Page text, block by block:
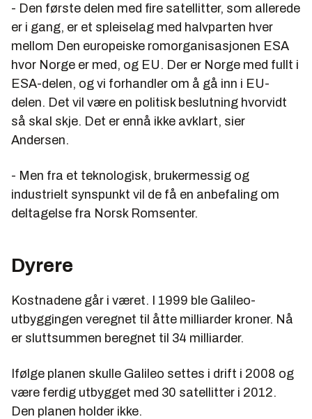
- Den første delen med fire satellitter, som allerede
er i gang, er et spleiselag med halvparten hver
mellom Den europeiske romorganisasjonen ESA
hvor Norge er med, og EU. Der er Norge med fullt i
ESA-delen, og vi forhandler om å gå inn i EU-
delen. Det vil være en politisk beslutning hvorvidt
så skal skje. Det er ennå ikke avklart, sier
Andersen.
- Men fra et teknologisk, brukermessig og
industrielt synspunkt vil de få en anbefaling om
deltagelse fra Norsk Romsenter.
Dyrere
Kostnadene går i været. I 1999 ble Galileo-
utbyggingen veregnet til åtte milliarder kroner. Nå
er sluttsummen beregnet til 34 milliarder.
Ifølge planen skulle Galileo settes i drift i 2008 og
være ferdig utbygget med 30 satellitter i 2012.
Den planen holder ikke.